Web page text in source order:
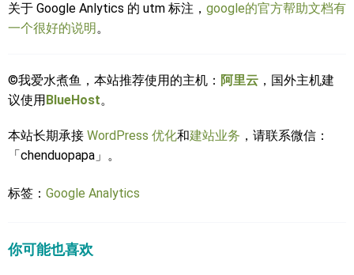
关于 Google Anlytics 的 utm 标注， google的官方帮助文档有
一个很好的说明。
©我爱水煮鱼，本站推荐使用的主机： 阿里云 ，国外主机建
议使用BlueHost。
本站长期承接 WordPress 优化和建站业务 ，请联系微信：
「chenduopapa」。
标签： Google Analytics
你可能也喜欢